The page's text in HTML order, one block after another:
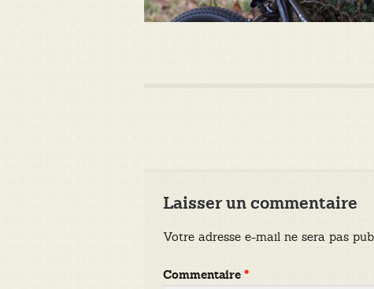
Laisser un commentaire
Votre adresse e-mail ne sera pas
Commentaire*